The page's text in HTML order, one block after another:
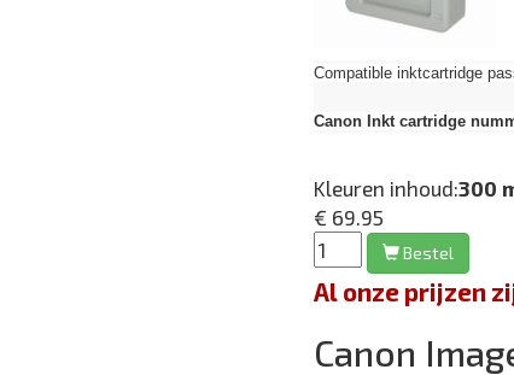
Compatible inktcartridge
Canon Inkt cartridge
Kleuren inhoud:300
€ 69.95
Bestel
Al onze prijzen
Canon